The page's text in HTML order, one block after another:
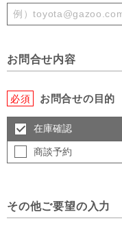
お問合せ内容
必須 お問合せの目的
在庫確認
商談予約
その他ご要望の入力